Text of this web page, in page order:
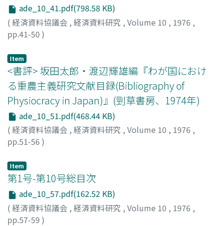
ade_10_41.pdf(798.58 KB)
( 経済資料協議会 , 経済資料研究 , Volume 10 , 1976 ,
pp.41-50 )
Item
<書評> 坂田太郎・渡辺輝雄編『わが国におけ
る重農主義研究文献目録(Bibliography of
Physiocracy in Japan)』(剄草書房、1974年)
ade_10_51.pdf(468.44 KB)
( 経済資料協議会 , 経済資料研究 , Volume 10 , 1976 ,
pp.51-56 )
Item
第1号-第10号総目次
ade_10_57.pdf(162.52 KB)
( 経済資料協議会 , 経済資料研究 , Volume 10 , 1976 ,
pp.57-59 )